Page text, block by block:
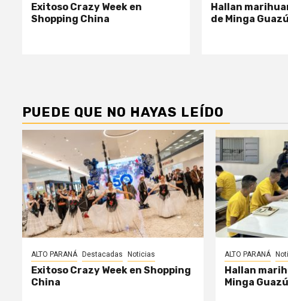
Exitoso Crazy Week en
Shopping China
Hallan
de Minga Guazú
PUEDE QUE NO HAYAS LEÍDO
ALTO PARANÁ Destacadas Noticias
Exitoso Crazy Week en Shopping
China
ALTO PARANÁ
Hallan
Minga Guazú